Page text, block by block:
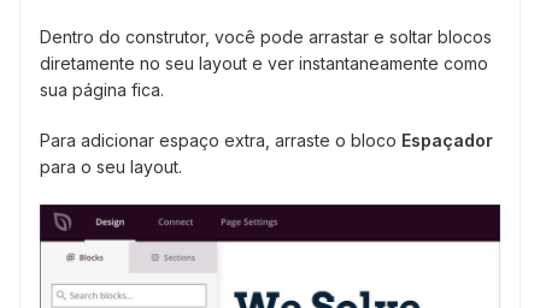
Dentro do construtor, você pode arrastar e soltar blocos
diretamente no seu layout e ver instantaneamente como
sua página fica.
Para adicionar espaço extra, arraste o bloco Espaçador
para o seu layout.